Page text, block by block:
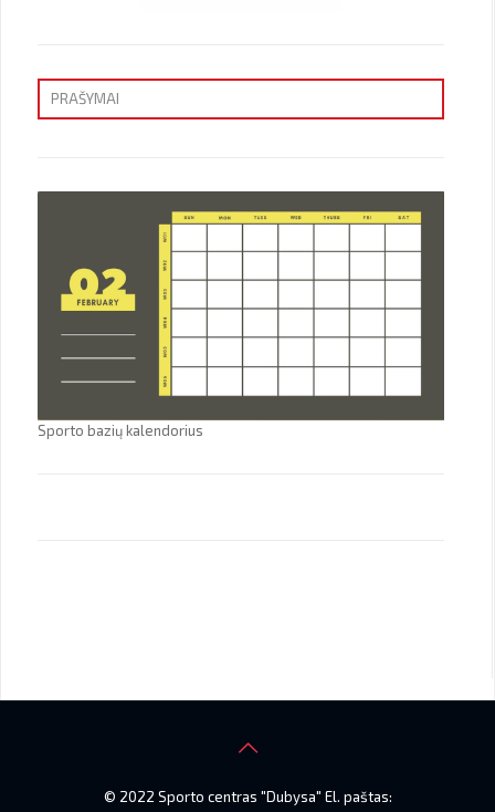
PRAŠYMAI
Sporto bazių kalendorius
© 2022 Sporto centras "Dubysa" El. paštas: